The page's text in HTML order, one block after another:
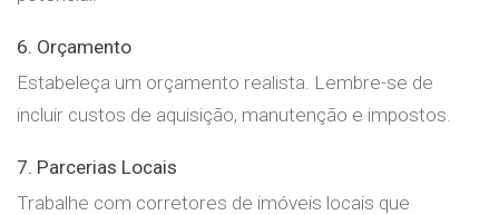
6. Orçamento
Estabeleça um orçamento realista. Lembre-se de
incluir custos de aquisição, manutenção e impostos.
7. Parcerias Locais
Trabalhe com corretores de imóveis locais que